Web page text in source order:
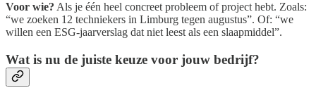
Voor wie? Als je één heel concreet probleem of project hebt. Zoals:
“we zoeken 12 techniekers in Limburg tegen augustus”. Of: “we
willen een ESG-jaarverslag dat niet leest als een slaapmiddel”.
Wat is nu de juiste keuze voor jouw bedrijf?